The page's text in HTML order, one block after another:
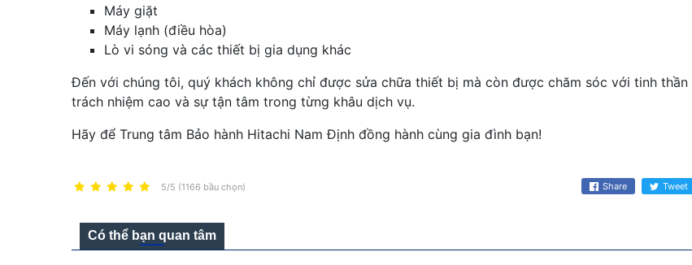
Máy giặt
Máy lạnh (điều hòa)
Lò vi sóng và các thiết bị gia dụng khác
Đến với chúng tôi, quý khách không chỉ được sửa chữa thiết bị mà còn được chăm sóc với tinh thần
trách nhiệm cao và sự tận tâm trong từng khâu dịch vụ.
Hãy để Trung tâm Bảo hành Hitachi Nam Định đồng hành cùng gia đình bạn!
5/5 (1166 bầu chọn) Share Tweet
Có thể bạn quan tâm